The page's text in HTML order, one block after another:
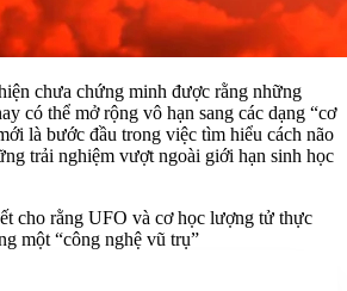
chưa chứng minh được rằng những
có thể mở rộng vô hạn sang các dạng “cơ
là bước đầu trong việc tìm hiểu cách não
trải nghiệm vượt ngoài giới hạn sinh học
cho rằng UFO và cơ học lượng tử thực
một “công nghệ vũ trụ”